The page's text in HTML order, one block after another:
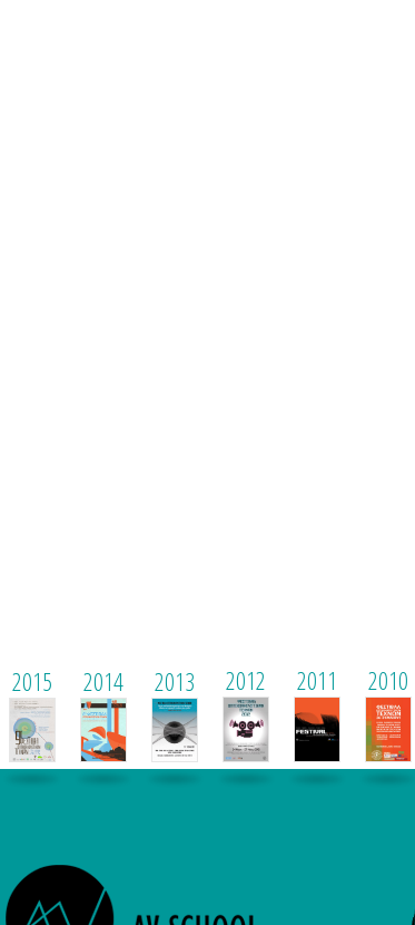
2015 2014 2013 2012 2011 2010